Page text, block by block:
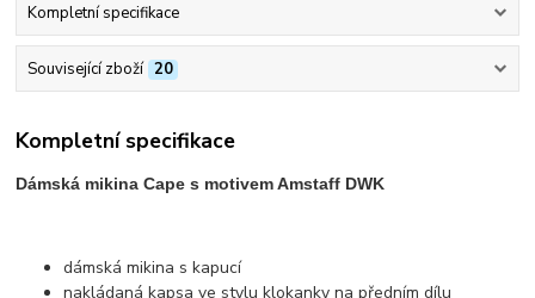
Kompletní specifikace
Související zboží 20
Kompletní specifikace
Dámská mikina Cape s motivem Amstaff DWK
dámská mikina s kapucí
nakládaná kapsa ve stylu klokanky na předním dílu